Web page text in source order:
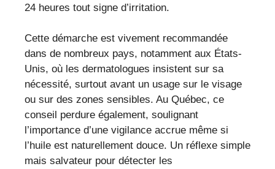
24 heures tout signe d’irritation.
Cette démarche est vivement recommandée
dans de nombreux pays, notamment aux États-
Unis, où les dermatologues insistent sur sa
nécessité, surtout avant un usage sur le visage
ou sur des zones sensibles. Au Québec, ce
conseil perdure également, soulignant
l’importance d’une vigilance accrue même si
l’huile est naturellement douce. Un réflexe simple
mais salvateur pour détecter les